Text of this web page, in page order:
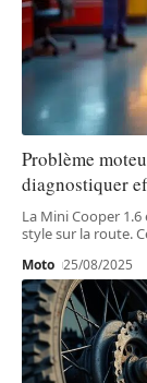
Problème
diagnostiquer
La Mini Cooper
style sur la route.
Moto 25/08/2025